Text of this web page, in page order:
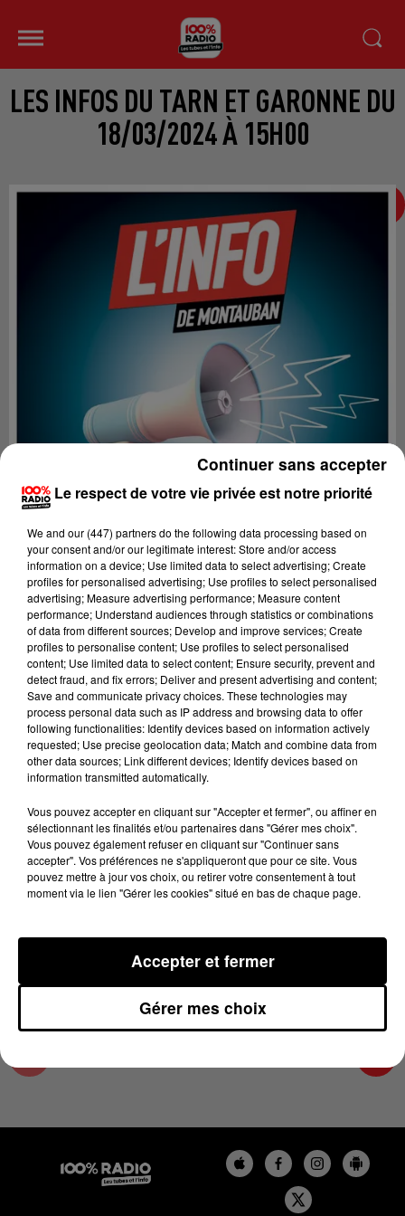
LES INFOS DU TARN ET GARONNE DU
18/03/2024 À 15H00
Lecture (2 min 22 sec)
100%
100% Radio les infos du Tarn et Garonne
18 mars 2024 - 2 min 22 sec
LES INFOS DU TARN ET GARONNE DU
18/03/2024 À 15H00
Podcasts infos du Tarn et Garonne
Le respect de votre vie privée est notre priorité
We and our (447) partnersdo the following data processing based on
your consent and/or our legitimate interest: Store and/or access
information on a device; Use limited data to select advertising; Create
profiles for personalised advertising; Use profiles to select personalised
advertising; Measure advertising performance; Measure content
performance; Understand audiences through statistics or combinations
of data from different sources; Develop and improve services; Create
profiles to personalise content; Use profiles to select personalised
content; Use limited data to select content; Ensure security, prevent and
detect fraud, and fix errors; Deliver and present advertising and content;
Save and communicate privacy choices. These technologies may
process personal data such as IP address and browsing data to offer
following functionalities: Identify devices based on information actively
requested; Use precise geolocation data; Match and combine data from
other data sources; Link different devices; Identify devices based on
information transmitted automatically.
Vous pouvez accepter en cliquant sur "Accepter et fermer", ou affiner en
sélectionnant les finalités et/ou partenaires dans "Gérer mes choix".
Vous pouvez également refuser en cliquant sur "Continuer sans
accepter". Vos préférences ne s'appliqueront que pour ce site. Vous
pouvez mettre à jour vos choix, ou retirer votre consentement à tout
moment via le lien "Gérer les cookies" situé en bas de chaque page.
Gérer mes choix
Accepter et fermer
Continuer sans accepter